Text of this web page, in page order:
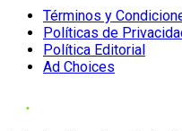
Términos y
Políticas de
Política Editorial
Ad Choices